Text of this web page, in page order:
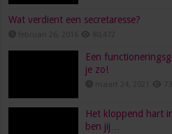
Wat verdient een secretaresse?
Een
je zo!
Het kloppend hart
ben jij…